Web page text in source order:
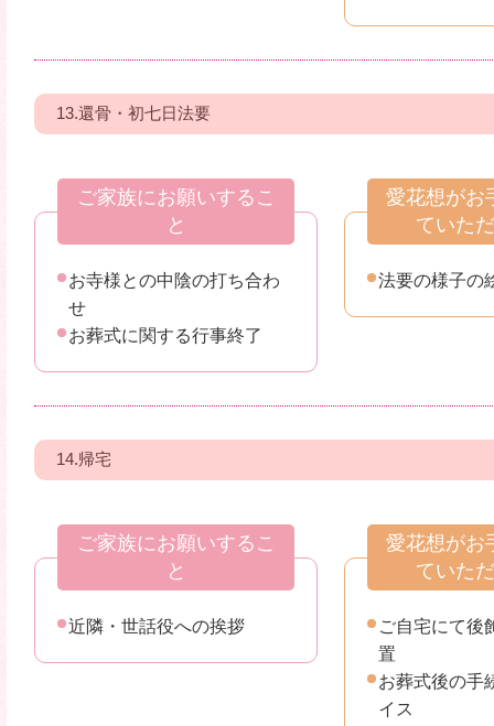
13.還骨・初七日法要
ご家族にお願いするこ
と
お寺様との中陰の打ち合わ
せ
お葬式に関する行事終了
愛花想がお
ていた
法要の様子の
14.帰宅
ご家族にお願いするこ
と
近隣・世話役への挨拶
愛花想がお
ていた
ご自宅にて後
置
お葬式後の手
イス